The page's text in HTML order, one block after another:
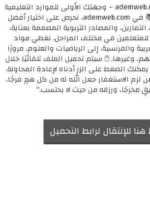
🎓 مرحبًا بك في ademweb.com – وجهتك الأولى للموارد التعليمية
المجانية والمميزة! 📚 في ademweb.com، نحرص على اختيار أفضل
والمصادر التربوية المصممة بعناية،
في مختلف المراحل. نغطي مواد
والفرنسية، إلى الرياضيات والعلوم، مرورًا
وغيرها. 🖱️ سيتم تحميل الملف تلقائيًا خلال
الضغط على الزر أدناه لإعادة المحاولة.
لزم الاستغفار جعل الله له من كل همٍ فرجًا،
مخرجًا، ورزقه من حيث لا يحتسب."
للإنتقال لرابط التحميل